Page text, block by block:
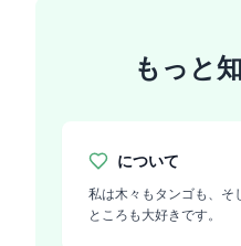
もっと
について
私は木々もタンゴも、そ
ところも大好きです。